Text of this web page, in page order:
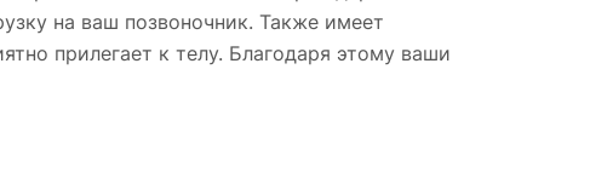
на ваш позвоночник. Также имеет
прилегает к телу. Благодаря этому ваши